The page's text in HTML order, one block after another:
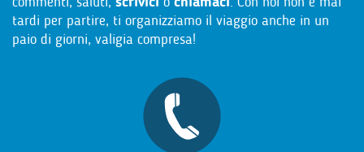
tardi per partire, ti organizziamo il viaggio anche in un
paio di giorni, valigia compresa!